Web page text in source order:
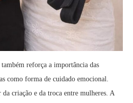
reforça a importância das
como forma de cuidado emocional.
criação e da troca entre mulheres. A